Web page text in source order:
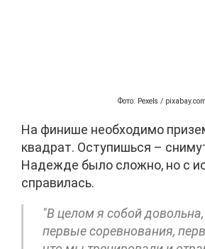
Фото: Pexels / pixabay.com
На финише необходимо
квадрат. Оступишься –
Надежде было сложно, но с
справилась.
"В целом я собой довольна,
первые соревнования,